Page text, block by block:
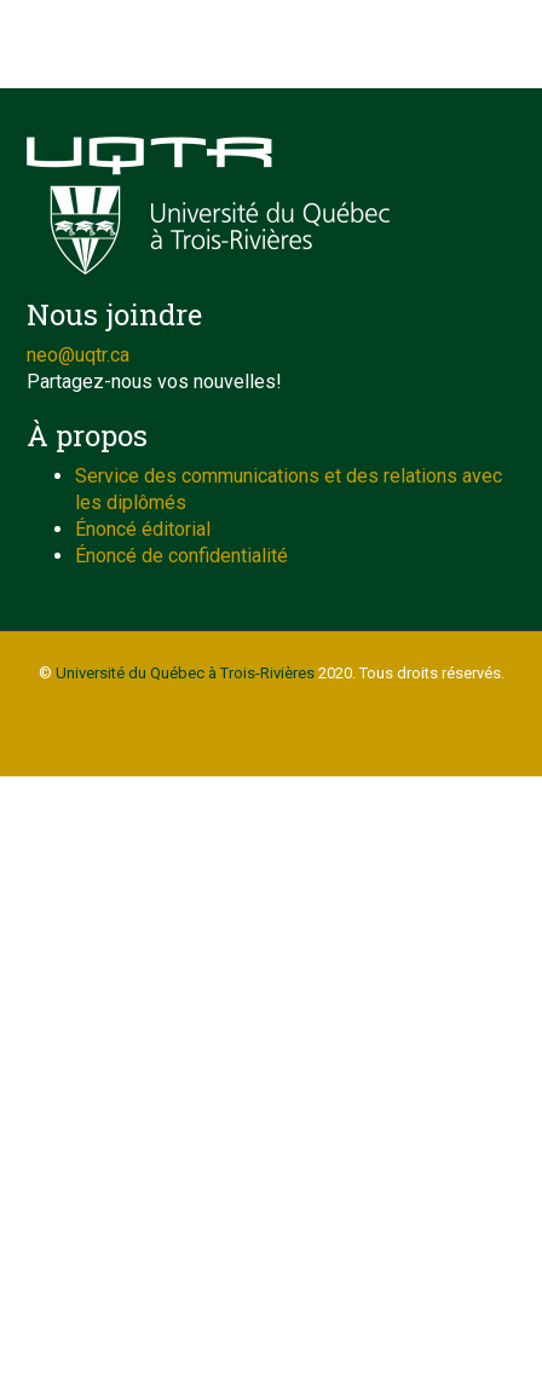
Nous joindre
neo@uqtr.ca
Partagez-nous vos nouvelles!
À propos
Service des communications et des relations avec
les diplômés
Énoncé éditorial
Énoncé de confidentialité
© Université du Québec à Trois-Rivières2020. Tous droits réservés.